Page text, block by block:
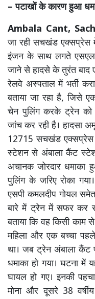
– पटाखों के कारण हुआ
Ambala Cant,
जा रही सचखंड
इंजन के साथ लगते
जाने से हादसे के तुरंत बाद
रेलवे अस्पताल में भर्ती
बताया जा रहा है, जिसे
चेन पुलिंग करके ट्रेन को
जांच कर रही है। हादसा
12715 सचखंड एक्सप्रेस
स्टेशन से अंबाला कैंट
अचानक जोरदार
पुलिंग के जरिए रोका
एसपी कमलदीप गोयल
बारे में ट्रेन में सफर कर
बताया कि वह किसी
महिला और एक बच्चा
था। जब ट्रेन अंबाला कैंट
धमाका हो गया। घटना में
घायल हो गए। इनकी
मोना और दूसरे 38